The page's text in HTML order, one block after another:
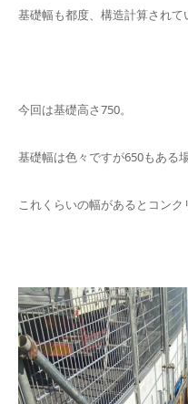
基礎幅も都度、構造計算されて
今回は基礎高さ750。
基礎幅は色々ですが650もある
これくらいの幅があるとコン